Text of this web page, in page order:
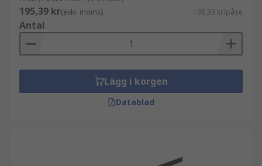
195,39 kr(exkl. moms) 195,39 kr/påse
Antal
Lägg i korgen
Datablad